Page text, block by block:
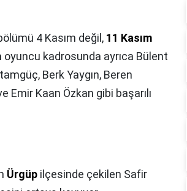
4 Kasım değil, 11 Kasım
kadrosunda ayrıca Bülent
Berk Yaygın, Beren
Emir Kaan Özkan gibi başarılı
Ürgüp ilçesinde çekilen Safir